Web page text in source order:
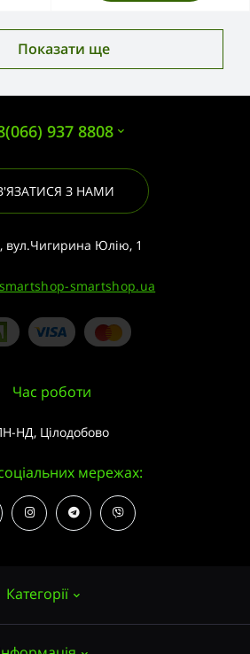
Показати ще
937 8808
З НАМИ
вул.Чигирина Юлію, 1
smartshop.ua
Категорії
Час роботи
НД, Цілодобово
мережах: